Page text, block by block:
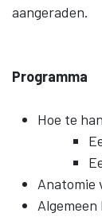
aangeraden.
Programma
Hoe te
Anatomie